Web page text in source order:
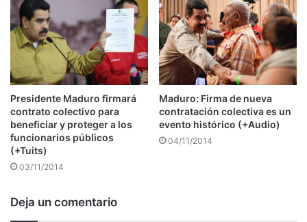
Presidente Maduro firmará
contrato colectivo para
beneficiar y proteger a los
funcionarios públicos
(+Tuits)
03/11/2014
Maduro: Firma de nueva
contratación colectiva es un
evento histórico (+Audio)
04/11/2014
Deja un comentario